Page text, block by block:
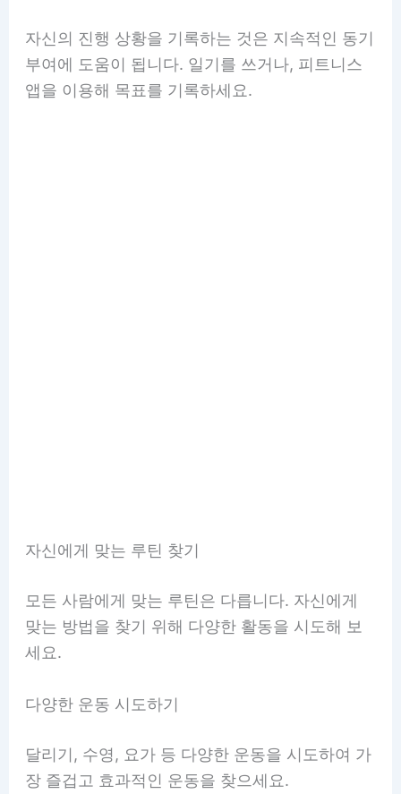
자신의 진행 상황을 기록하는 것은 지속적인 동기
부여에 도움이 됩니다. 일기를 쓰거나, 피트니스
앱을 이용해 목표를 기록하세요.
자신에게 맞는 루틴 찾기
모든 사람에게 맞는 루틴은 다릅니다. 자신에게
맞는 방법을 찾기 위해 다양한 활동을 시도해 보
세요.
다양한 운동 시도하기
달리기, 수영, 요가 등 다양한 운동을 시도하여 가
장 즐겁고 효과적인 운동을 찾으세요.